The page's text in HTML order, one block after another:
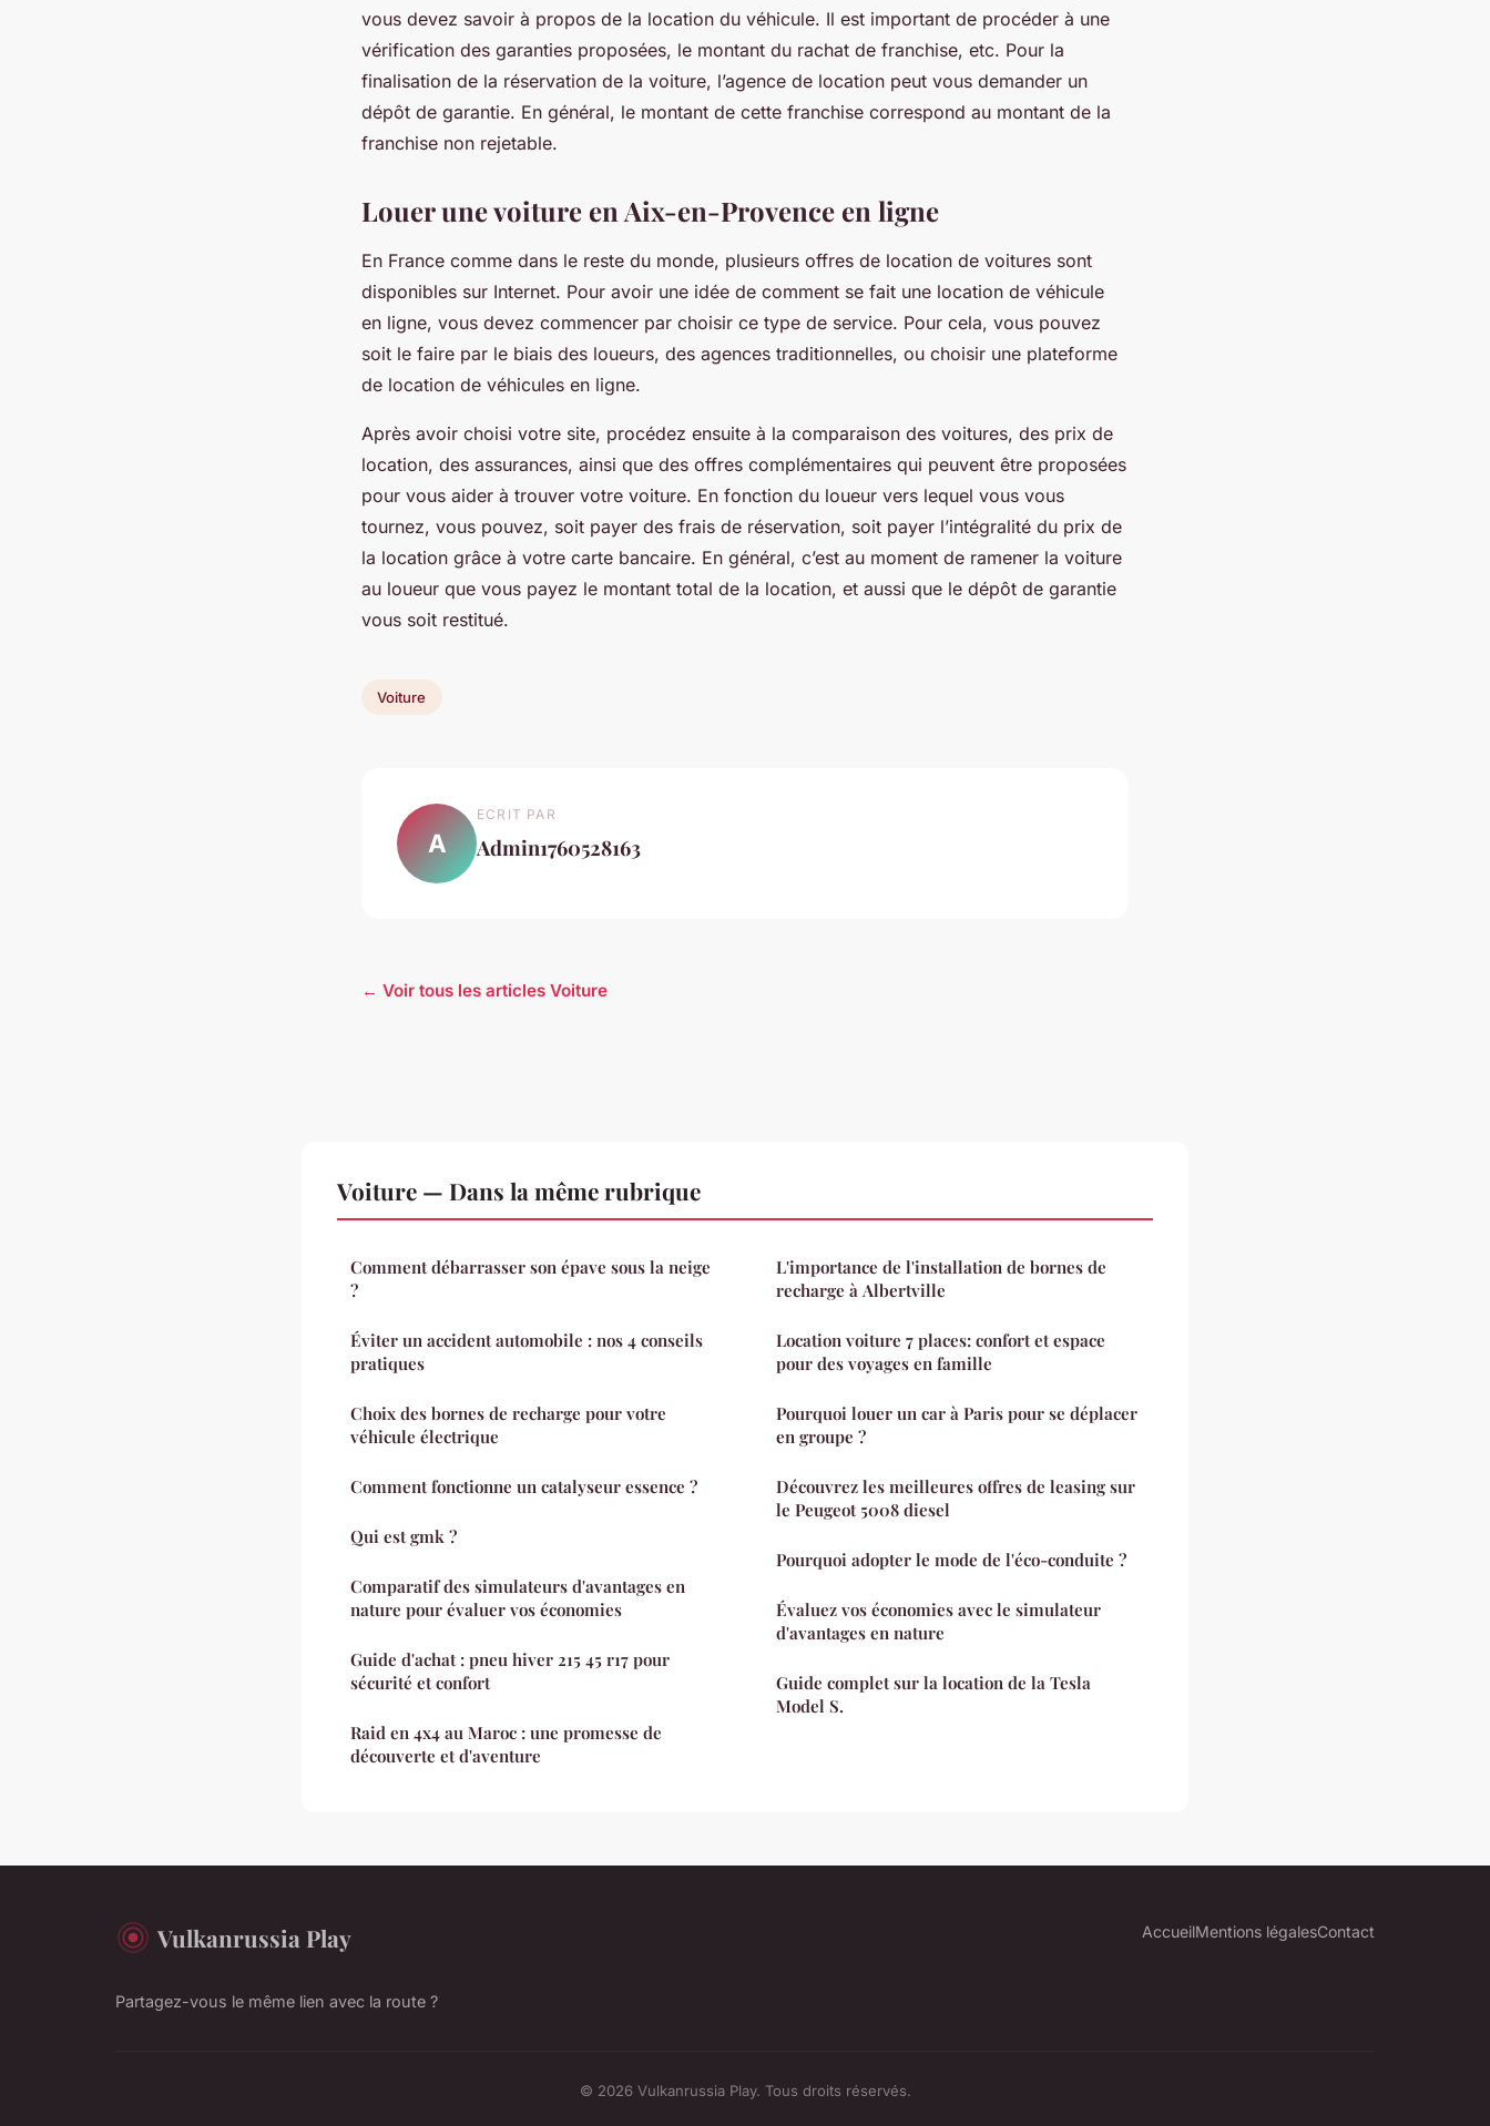
vous devez savoir à propos de la location du véhicule. Il est important de procéder à une
vérification des garanties proposées, le montant du rachat de franchise, etc. Pour la
finalisation de la réservation de la voiture, l’agence de location peut vous demander un
dépôt de garantie. En général, le montant de cette franchise correspond au montant de la
franchise non rejetable.
Louer une voiture en Aix-en-Provence en ligne
En France comme dans le reste du monde, plusieurs offres de location de voitures sont
disponibles sur Internet. Pour avoir une idée de comment se fait une location de véhicule
en ligne, vous devez commencer par choisir ce type de service. Pour cela, vous pouvez
soit le faire par le biais des loueurs, des agences traditionnelles, ou choisir une plateforme
de location de véhicules en ligne.
Après avoir choisi votre site, procédez ensuite à la comparaison des voitures, des prix de
location, des assurances, ainsi que des offres complémentaires qui peuvent être proposées
pour vous aider à trouver votre voiture. En fonction du loueur vers lequel vous vous
tournez, vous pouvez, soit payer des frais de réservation, soit payer l’intégralité du prix de
la location grâce à votre carte bancaire. En général, c’est au moment de ramener la voiture
au loueur que vous payez le montant total de la location, et aussi que le dépôt de garantie
vous soit restitué.
Voiture
A
ECRIT PAR
Admin1760528163
← Voir tous les articles Voiture
Voiture — Dans la même rubrique
Comment débarrasser son épave sous la neige
?
Éviter un accident automobile : nos 4 conseils
pratiques
Choix des bornes de recharge pour votre
véhicule électrique
Comment fonctionne un catalyseur essence ?
Qui est gmk ?
Comparatif des simulateurs d'avantages en
nature pour évaluer vos économies
Guide d'achat : pneu hiver 215 45 r17 pour
sécurité et confort
Raid en 4x4 au Maroc : une promesse de
découverte et d'aventure
L'importance de l'installation de bornes de
recharge à Albertville
Location voiture 7 places: confort et espace
pour des voyages en famille
Pourquoi louer un car à Paris pour se déplacer
en groupe ?
Découvrez les meilleures offres de leasing sur
le Peugeot 5008 diesel
Pourquoi adopter le mode de l'éco-conduite ?
Évaluez vos économies avec le simulateur
d'avantages en nature
Guide complet sur la location de la Tesla
Model S.
Vulkanrussia Play
Partagez-vous le même lien avec la route ?
AccueilMentions légalesContact
© 2026 Vulkanrussia Play. Tous droits réservés.